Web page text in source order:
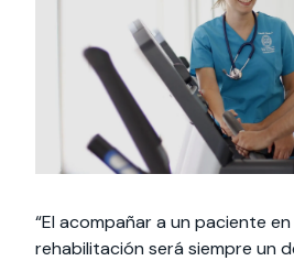
“El acompañar a un paciente
rehabilitación será siempre un